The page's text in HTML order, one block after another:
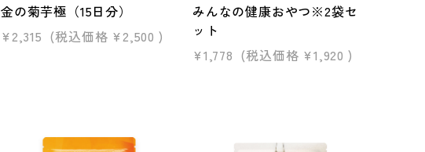
金の菊芋極（15日分）
¥2,315 (税込価格 ¥2,500 )
みんなの健康おやつ※2袋セ
ット
¥1,778 (税込価格 ¥1,920 )